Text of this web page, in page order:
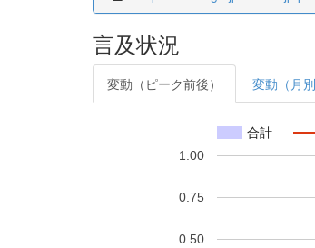
言及状況
変動（ピーク前後） 変動（月別
合計
0.50
0.75
1.00